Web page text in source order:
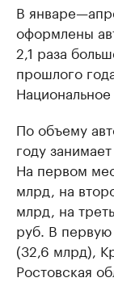
В
оформлены
2,1 раза
прошлого
По объему
году
На первом
млрд, на
млрд, на
руб. В первую
(32,6 млрд),
Ростовская